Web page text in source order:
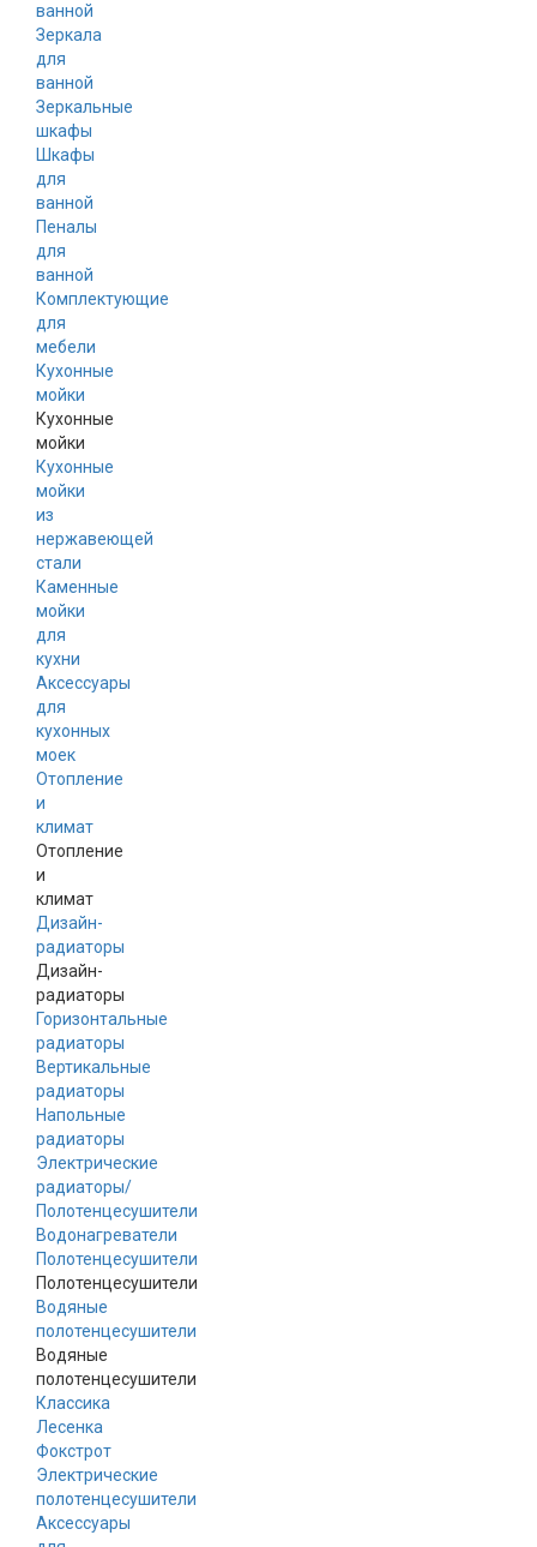
ванной
Зеркала
для
ванной
Зеркальные
шкафы
Шкафы
для
ванной
Пеналы
для
ванной
Комплектующие
для
мебели
Кухонные
мойки
Кухонные
мойки
Кухонные
мойки
из
нержавеющей
стали
Каменные
мойки
для
кухни
Аксессуары
для
кухонных
моек
Отопление
и
климат
Отопление
и
климат
Дизайн-
радиаторы
Дизайн-
радиаторы
Горизонтальные
радиаторы
Вертикальные
радиаторы
Напольные
радиаторы
Электрические
радиаторы/
Полотенцесушители
Водонагреватели
Полотенцесушители
Полотенцесушители
Водяные
полотенцесушители
Водяные
полотенцесушители
Классика
Лесенка
Фокстрот
Электрические
полотенцесушители
Аксессуары